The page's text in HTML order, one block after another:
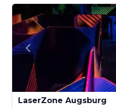
LaserZone Augsburg